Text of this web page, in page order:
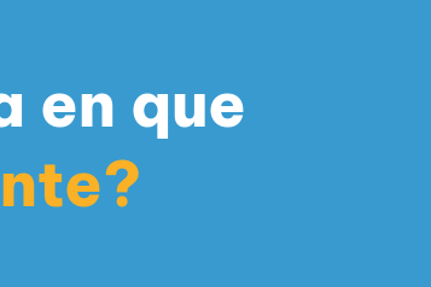
en que